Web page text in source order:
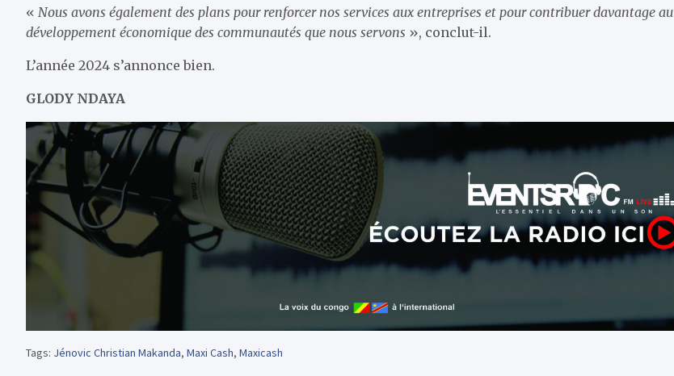
« Nous avons également des plans pour renforcer nos services aux entreprises et pour contribuer davantage au
développement économique des communautés que nous servons », conclut-il.
L’année 2024 s’annonce bien.
GLODY NDAYA
Tags: Jénovic Christian Makanda, Maxi Cash, Maxicash